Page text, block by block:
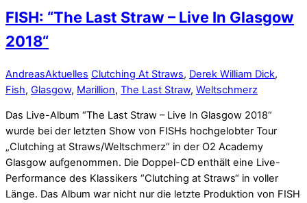
FISH: “The Last Straw – Live In Glasgow
2018“
AndreasAktuelles Clutching At Straws, Derek William Dick,
Fish, Glasgow, Marillion, The Last Straw, Weltschmerz
Das Live-Album “The Last Straw – Live In Glasgow 2018“
wurde bei der letzten Show von FISHs hochgelobter Tour
„Clutching at Straws/Weltschmerz“ in der O2 Academy
Glasgow aufgenommen. Die Doppel-CD enthält eine Live-
Performance des Klassikers “Clutching at Straws“ in voller
Länge. Das Album war nicht nur die letzte Produktion von FISH